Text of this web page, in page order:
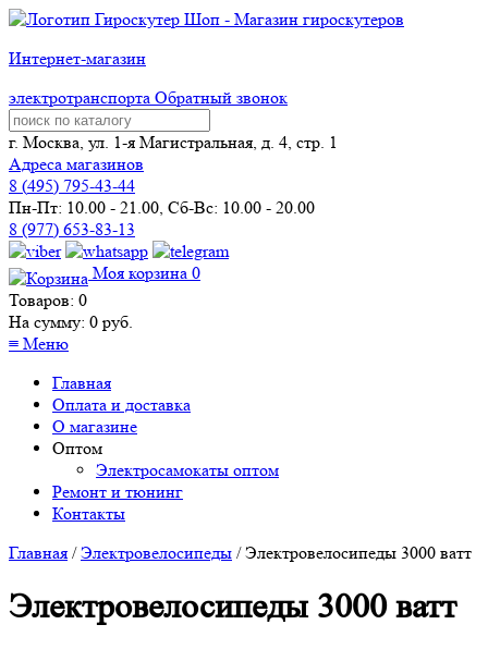
Интернет-магазин
электротранспорта Обратный звонок
г. Москва, ул. 1-я Магистральная, д. 4, стр. 1
Адреса магазинов
8 (495) 795-43-44
Пн-Пт: 10.00 - 21.00, Сб-Вс: 10.00 - 20.00
8 (977) 653-83-13
Моя корзина 0
Товаров: 0
На сумму: 0 руб.
≡ Меню
Главная
Оплата и доставка
О магазине
Оптом
Электросамокаты оптом
Ремонт и тюнинг
Контакты
Главная /Электровелосипеды /Электровелосипеды 3000 ватт
Электровелосипеды 3000 ватт